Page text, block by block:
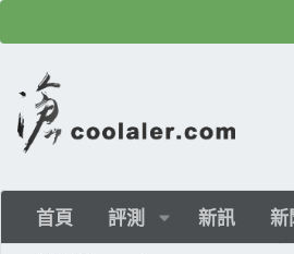
首頁 評測 新訊 新